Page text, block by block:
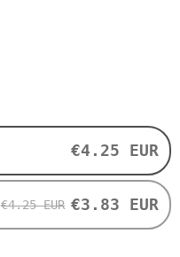
€4.25 EUR
€4.25 EUR €3.83 EUR